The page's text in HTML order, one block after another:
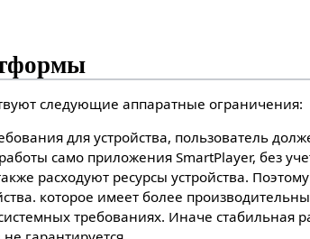
следующие аппаратные ограничения:
для устройства, пользователь
само приложения SmartPlayer, без
расходуют ресурсы устройства. Поэтому
которое имеет более
требованиях. Иначе стабильная